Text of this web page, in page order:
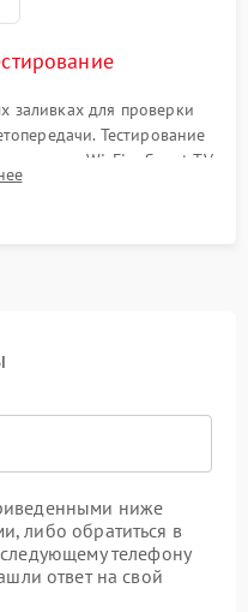
заливках для проверки
Тестирование
модуля Wi-Fi и Smart TV
нескольких часов.
ниже
либо обратиться в
телефону
ответ на свой